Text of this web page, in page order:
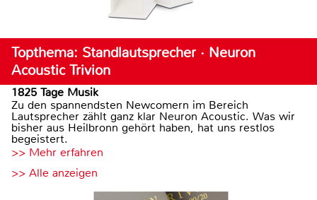
Topthema: Standlautsprecher · Neuron
Acoustic Trivion
1825 Tage Musik
Zu den spannendsten Newcomern im Bereich
Lautsprecher zählt ganz klar Neuron Acoustic. Was wir
bisher aus Heilbronn gehört haben, hat uns restlos
begeistert.
>> Mehr erfahren
>> Alle anzeigen